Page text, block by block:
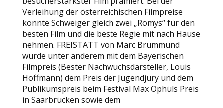
Verleihung der österreichischen Filmpreise
konnte Schweiger gleich zwei „Romys“ für den
besten Film und die beste Regie mit nach Hause
nehmen. FREISTATT von Marc Brummund
wurde unter anderem mit dem Bayerischen
Filmpreis (Bester Nachwuchsdarsteller, Louis
Hoffmann) dem Preis der Jugendjury und dem
Publikumspreis beim Festival Max Ophüls Preis
in Saarbrücken sowie dem